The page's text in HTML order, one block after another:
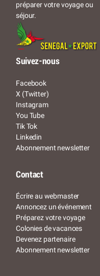
préparer votre voyage ou
séjour.
Suivez-nous
Facebook
X (Twitter)
Instagram
You Tube
Tik Tok
Linkedin
Abonnement newsletter
Contact
Écrire au webmaster
Annoncez un événement
Préparez votre voyage
Colonies de vacances
Devenez partenaire
Abonnement newsletter